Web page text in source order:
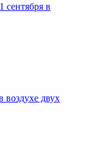
сентября в
воздухе двух